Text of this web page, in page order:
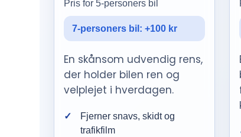
Pris for 5-personers bil
7-personers bil: +100 kr
En skånsom udvendig rens,
der holder bilen ren og
velplejet i hverdagen.
Fjerner snavs, skidt og
trafikfilm